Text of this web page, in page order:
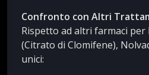
Confronto con Altri
Rispetto ad altri farmaci per
(Citrato di Clomifene),
unici: